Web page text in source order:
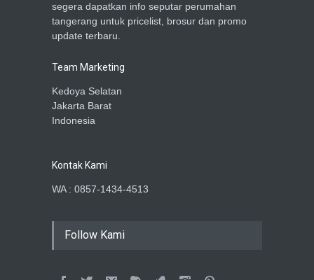
segera dapatkan info seputar perumahan
tangerang untuk pricelist, brosur dan promo
update terbaru.
Team Marketing
Kedoya Selatan
Jakarta Barat
Indonesia
Kontak Kami
WA : 0857-1434-4513
Follow Kami